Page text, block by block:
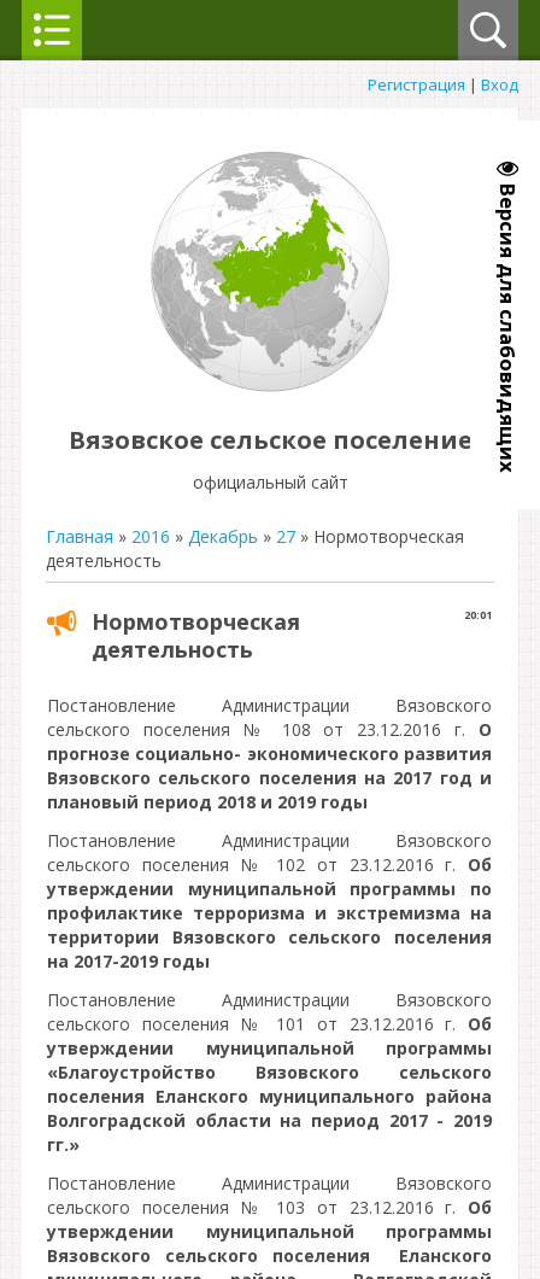
Версия для слабовидящих
Регистрация | Вход
Вязовское сельское поселение
официальный сайт
Главная » 2016 » Декабрь » 27 » Нормотворческая
деятельность
20:01
Нормотворческая
деятельность
Постановление Администрации Вязовского
сельского поселения № 108 от 23.12.2016 г. О
прогнозе социально- экономического развития
Вязовского сельского поселения на 2017 год и
плановый период 2018 и 2019 годы
Постановление Администрации Вязовского
сельского поселения № 102 от 23.12.2016 г. Об
утверждении муниципальной программы по
профилактике терроризма и экстремизма на
территории Вязовского сельского поселения
на 2017-2019 годы
Постановление Администрации Вязовского
сельского поселения № 101 от 23.12.2016 г. Об
утверждении муниципальной программы
«Благоустройство Вязовского сельского
поселения Еланского муниципального района
Волгоградской области на период 2017 - 2019
гг.»
Постановление Администрации Вязовского
сельского поселения № 103 от 23.12.2016 г. Об
утверждении муниципальной программы
Вязовского сельского поселения Еланского